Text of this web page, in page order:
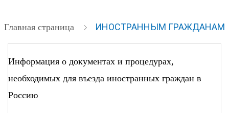
Главная страница ИНОСТРАННЫМ ГРАЖДАНАМ
Информация о документах и процедурах,
необходимых для въезда иностранных граждан в
Россию